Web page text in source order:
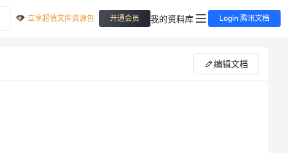
立享超值文库资源包 开通会员 我的资料库 Login 腾讯文档
编辑文档